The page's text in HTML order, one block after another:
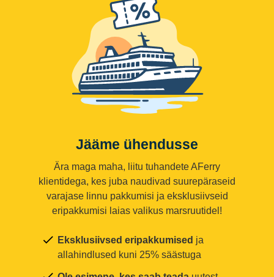
Jääme ühendusse
Ära maga maha, liitu tuhandete AFerry
klientidega, kes juba naudivad suurepäraseid
varajase linnu pakkumisi ja eksklusiivseid
eripakkumisi laias valikus marsruutidel!
Eksklusiivsed eripakkumised ja
allahindlused kuni 25% säästuga